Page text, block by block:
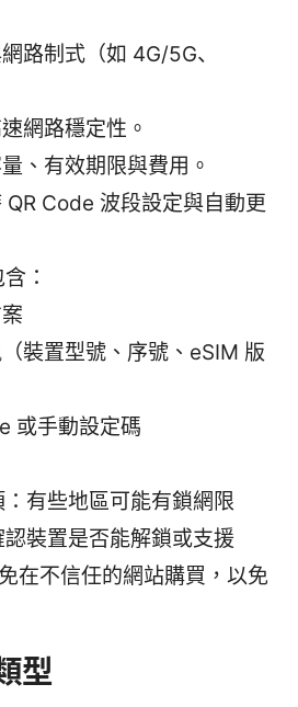
路制式（如 4G/5G、
網路穩定性。
、有效期限與費用。
QR Code 波段設定與自動更
：
裝置型號、序號、eSIM 版
或手動設定碼
有些地區可能有鎖網限
裝置是否能解鎖或支援
在不信任的網站購買，以免
型